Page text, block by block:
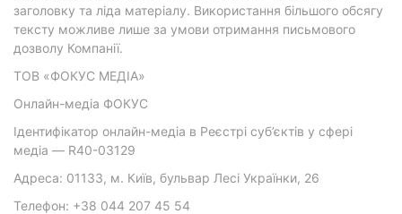
заголовку та ліда матеріалу. Використання більшого обсягу
тексту можливе лише за умови отримання письмового
дозволу Компанії.
ТОВ «ФОКУС МЕДІА»
Онлайн-медіа ФОКУС
Ідентифікатор онлайн-медіа в Реєстрі суб’єктів у сфері
медіа — R40-03129
Адреса: 01133, м. Київ, бульвар Лесі Українки, 26
Телефон: +38 044 207 45 54